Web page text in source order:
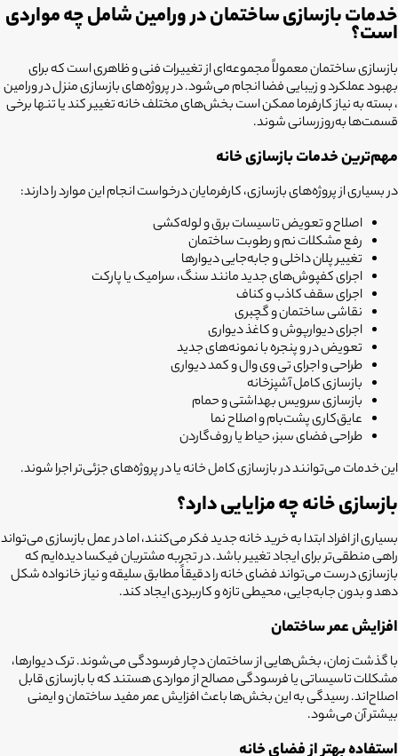
خدمات بازسازی ساختمان در ورامین شامل چه مواردی
است؟
بازسازی ساختمان معمولاً مجموعه‌ای از تغییرات فنی و ظاهری است که برای
بهبود عملکرد و زیبایی فضا انجام می‌شود. در پروژه‌های بازسازی منزل در ورامین
، بسته به نیاز کارفرما ممکن است بخش‌های مختلف خانه تغییر کند یا تنها برخی
قسمت‌ها به‌روزرسانی شوند.
مهم‌ترین خدمات بازسازی خانه
در بسیاری از پروژه‌های بازسازی، کارفرمایان درخواست انجام این موارد را دارند:
اصلاح و تعویض تاسیسات برق و لوله‌کشی
رفع مشکلات نم و رطوبت ساختمان
تغییر پلان داخلی و جابه‌جایی دیوارها
اجرای کفپوش‌های جدید مانند سنگ، سرامیک یا پارکت
اجرای سقف کاذب و کناف
نقاشی ساختمان و گچبری
اجرای دیوارپوش و کاغذ دیواری
تعویض در و پنجره با نمونه‌های جدید
طراحی و اجرای تی وی وال و کمد دیواری
بازسازی کامل آشپزخانه
بازسازی سرویس بهداشتی و حمام
عایق‌کاری پشت‌بام و اصلاح نما
طراحی فضای سبز، حیاط یا روف‌گاردن
این خدمات می‌توانند در بازسازی کامل خانه یا در پروژه‌های جزئی‌تر اجرا شوند.
بازسازی خانه چه مزایایی دارد؟
بسیاری از افراد ابتدا به خرید خانه جدید فکر می‌کنند، اما در عمل بازسازی می‌تواند
راهی منطقی‌تر برای ایجاد تغییر باشد. در تجربه مشتریان فیکسا دیده‌ایم که
بازسازی درست می‌تواند فضای خانه را دقیقاً مطابق سلیقه و نیاز خانواده شکل
دهد و بدون جابه‌جایی، محیطی تازه و کاربردی ایجاد کند.
افزایش عمر ساختمان
با گذشت زمان، بخش‌هایی از ساختمان دچار فرسودگی می‌شوند. ترک دیوارها،
مشکلات تاسیساتی یا فرسودگی مصالح از مواردی هستند که با بازسازی قابل
اصلاح‌اند. رسیدگی به این بخش‌ها باعث افزایش عمر مفید ساختمان و ایمنی
بیشتر آن می‌شود.
استفاده بهتر از فضای خانه